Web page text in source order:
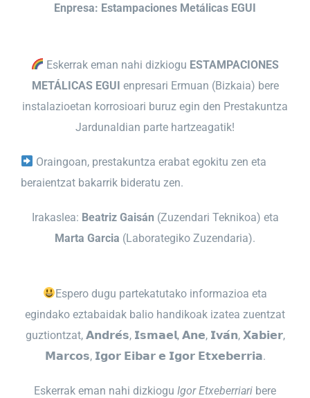
Enpresa: Estampaciones Metálicas EGUI
Eskerrak eman nahi dizkiogu ESTAMPACIONES
METÁLICAS EGUI enpresari Ermuan (Bizkaia) bere
instalazioetan korrosioari buruz egin den Prestakuntza
Jardunaldian parte hartzeagatik!
Oraingoan, prestakuntza erabat egokitu zen eta
beraientzat bakarrik bideratu zen.
Irakaslea: Beatriz Gaisán (Zuzendari Teknikoa) eta
Marta Garcia (Laborategiko Zuzendaria).
Espero dugu partekatutako informazioa eta
egindako eztabaidak balio handikoak izatea zuentzat
guztiontzat, 𝗔𝗻𝗱𝗿𝗲́𝘀, 𝗜𝘀𝗺𝗮𝗲𝗹, 𝗔𝗻𝗲, 𝗜𝘃𝗮́𝗻, 𝗫𝗮𝗯𝗶𝗲𝗿,
𝗠𝗮𝗿𝗰𝗼𝘀, 𝗜𝗴𝗼𝗿 𝗘𝗶𝗯𝗮𝗿 𝗲 𝗜𝗴𝗼𝗿 𝗘𝘁𝘅𝗲𝗯𝗲𝗿𝗿𝗶𝗮.
Eskerrak eman nahi dizkiogu Igor Etxeberriari bere